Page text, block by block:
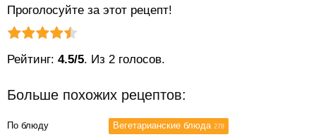
Проголосуйте за этот рецепт!
Рейтинг статьи:
Рейтинг: 4.5/5. Из 2 голосов.
Больше похожих рецептов:
По блюду Вегетарианские блюда 278